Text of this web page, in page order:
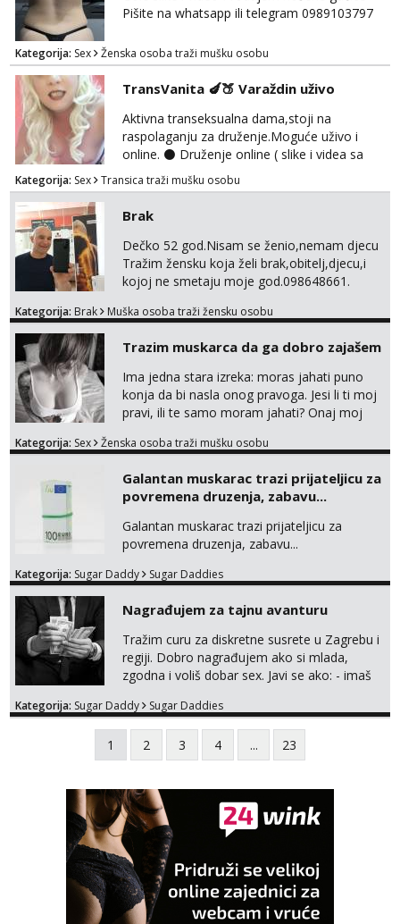
goo smo do 15.8 poslije tog mozemo se
Pišite na whatsapp ili telegram 0989103797
Kategorija: Sex Ženska osoba traži mušku osobu
TransVanita 🍆🍑 Varaždin uživo
Aktivna transeksualna dama,stoji na
raspolaganju za druženje.Moguće uživo i
online. ⚫ Druženje online ( slike i videa sa
dopisivanjem ili hot razgovorom) te Cam
2cam ⚫Fetiš stvari za sladokusce šaljem (
gaćice,najlonke i ostalo...) ⚫ Snimam videa
po narudžbi, samo za tvoj užitak
⚫Ispunjavam razne fetiše-BDSM
Bondage,Discipline,Sadism,Masochism,igra
senzacije kao i foot,piss,shit,fart,sp...
Kategorija: Sex Transica traži mušku osobu
Brak
Dečko 52 god.Nisam se ženio,nemam djecu
Tražim žensku koja želi brak,obitelj,djecu,i
kojoj ne smetaju moje god.098648661.
Kategorija: Brak Muška osoba traži žensku osobu
Trazim muskarca da ga dobro zajašem
Ima jedna stara izreka: moras jahati puno
konja da bi nasla onog pravoga. Jesi li ti moj
pravi, ili te samo moram jahati? Onaj moj
na sexdater link i javi mi se tamo....
Kategorija: Sex Ženska osoba traži mušku osobu
Galantan muskarac trazi prijateljicu za
povremena druzenja, zabavu...
Galantan muskarac trazi prijateljicu za
povremena druzenja, zabavu...
Kategorija: Sugar Daddy Sugar Daddies
Nagrađujem za tajnu avanturu
Tražim curu za diskretne susrete u Zagrebu i
regiji. Dobro nagrađujem ako si mlada,
zgodna i voliš dobar sex. Javi se ako: - imaš
kosu - se dobro ljubiš - si fleksibilna s
vremenom (jer ga nemam previše) i
dostupna radnim danom (vikendi i noći su za
obitelj) - vodiš brigu o zdravlju i koristiš
paro...
Kategorija: Sugar Daddy Sugar Daddies
1 2 3 4 ... 23